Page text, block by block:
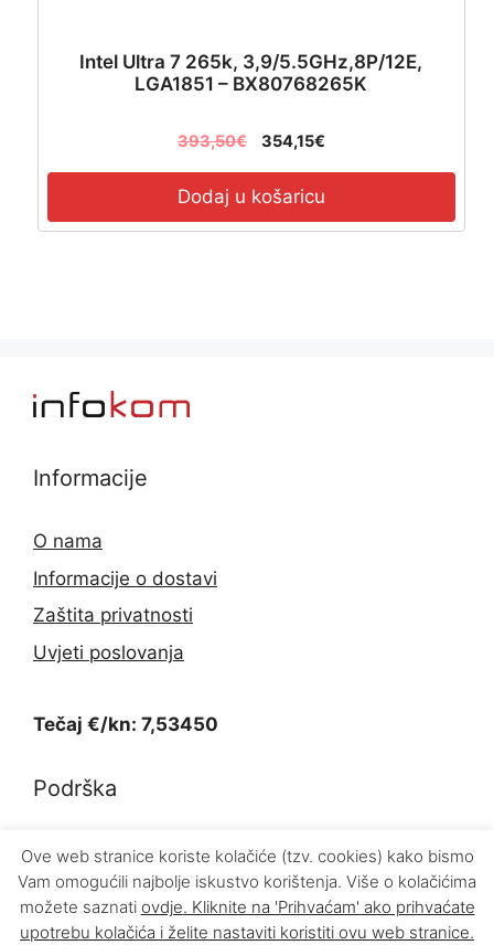
Intel Ultra 7 265k, 3,9/5.5GHz,8P/12E,
LGA1851 – BX80768265K
393,50€ 354,15€
Dodaj u košaricu
Informacije
O nama
Informacije o dostavi
Zaštita privatnosti
Uvjeti poslovanja
Tečaj €/kn: 7,53450
Podrška
Kontakt
Povrat proizvoda
Ove web stranice koriste kolačiće (tzv. cookies) kako bismo
Vam omogućili najbolje iskustvo korištenja. Više o kolačićima
možete saznati ovdje. Kliknite na 'Prihvaćam' ako prihvaćate
upotrebu kolačića i želite nastaviti koristiti ovu web stranice.